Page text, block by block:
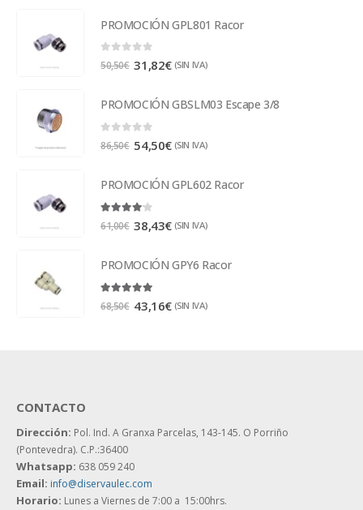
PROMOCIÓN GPL801 Racor
0 out of 5
50,50€ 31,82€ (SIN IVA)
PROMOCIÓN GBSLM03 Escape 3/8
0 out of 5
86,50€ 54,50€ (SIN IVA)
PROMOCIÓN GPL602 Racor
61,00€ 38,43€ (SIN IVA)
PROMOCIÓN GPY6 Racor
68,50€ 43,16€ (SIN IVA)
CONTACTO
Dirección: Pol. Ind. A Granxa Parcelas, 143-145. O Porriño
(Pontevedra). C.P.:36400
Whatsapp: 638 059 240
Email: info@diservaulec.com
Horario: Lunes a Viernes de 7:00 a 15:00hrs.